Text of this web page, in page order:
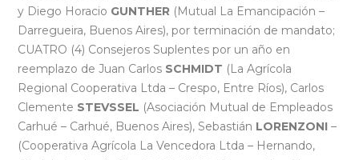
y Diego Horacio GUNTHER (Mutual La Emancipación –
Darregueira, Buenos Aires), por terminación de mandato;
CUATRO (4) Consejeros Suplentes por un año en
reemplazo de Juan Carlos SCHMIDT (La Agrícola
Regional Cooperativa Ltda – Crespo, Entre Ríos), Carlos
Clemente STEVSSEL (Asociación Mutual de Empleados
Carhué – Carhué, Buenos Aires), Sebastián LORENZONI –
(Cooperativa Agrícola La Vencedora Ltda – Hernando,